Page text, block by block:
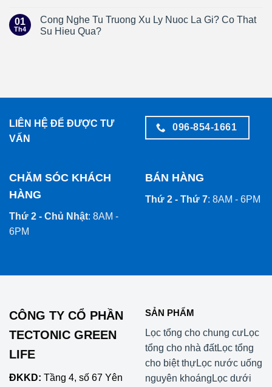
01
Th4
Cong Nghe Tu Truong Xu Ly Nuoc La Gi? Co That
Su Hieu Qua?
LIÊN HỆ ĐỂ ĐƯỢC TƯ
VẤN
096-854-1661
CHĂM SÓC KHÁCH
HÀNG
Thứ 2 - Chủ Nhật: 8AM -
6PM
BÁN HÀNG
Thứ 2 - Thứ 7: 8AM - 6PM
CÔNG TY CỔ PHẦN
TECTONIC GREEN
LIFE
ĐKKD: Tầng 4, số 67 Yên
SẢN PHẨM
Lọc tổng cho chung cưLọc
tổng cho nhà đấtLọc tổng
cho biệt thựLọc nước uống
nguyên khoáng Lọc dưới